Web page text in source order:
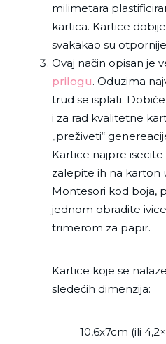
milimetara
kartica. Kartice
svakakao su
Ovaj način opisan je
prilogu. Oduzima
trud se isplati.
i za rad kvalitetne
„preživeti“
Kartice najpre isecite
zalepite ih na karton
Montesori kod boja,
jednom obradite
trimerom za papir.
Kartice koje se
sledećih dimenzija:
10,6x7cm (ili